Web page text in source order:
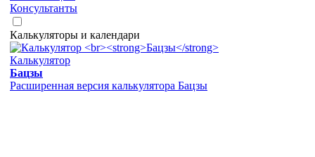
Консультанты
Калькуляторы и календари
Калькулятор
Бацзы
Расширенная версия калькулятора Бацзы